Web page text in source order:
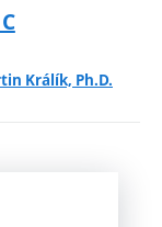
Králík, Ph.D.